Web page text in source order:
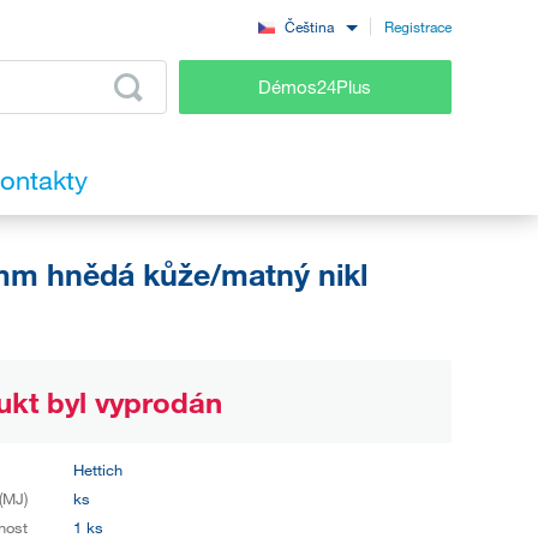
Čeština Registrace
Démos24Plus
hnědá kůže/matný nikl
byl vyprodán
Hettich
ks
1 ks